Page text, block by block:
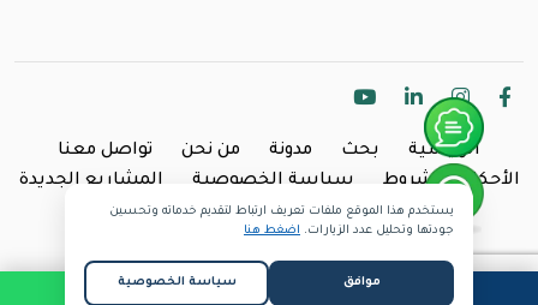
الرئيسية بحث مدونة من نحن
تواصل معنا
الأحكام والشروط
سياسة الخصوصية المشاريع الجديدة
Copyright @2024 Inland.
يستخدم هذا الموقع ملفات تعريف ارتباط لتقديم خدماته وتحسين
جودتها وتحليل عدد الزيارات. اضغط هنا
موافق سياسة الخصوصية